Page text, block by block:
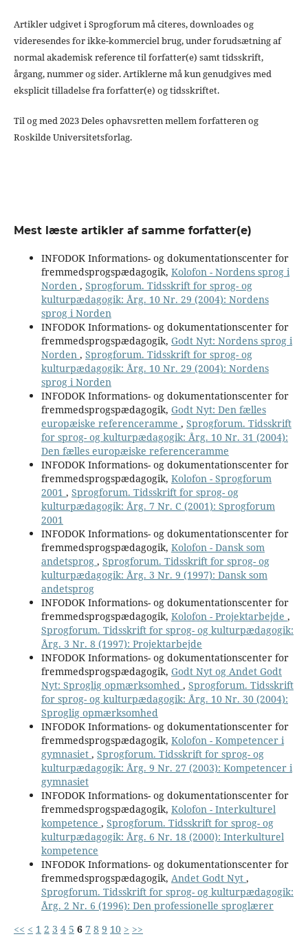
Artikler udgivet i Sprogforum må citeres, downloades og
videresendes for ikke-kommerciel brug, under forudsætning af
normal akademisk reference til forfatter(e) samt tidsskrift,
årgang, nummer og sider. Artiklerne må kun genudgives med
eksplicit tilladelse fra forfatter(e) og tidsskriftet.
Til og med 2023 Deles ophavsretten mellem forfatteren og
Roskilde Universitetsforlag.
Mest læste artikler af samme forfatter(e)
INFODOK Informations- og dokumentationscenter for
fremmedsprogspædagogik, Kolofon - Nordens sprog i
Norden , Sprogforum. Tidsskrift for sprog- og
kulturpædagogik: Årg. 10 Nr. 29 (2004): Nordens
sprog i Norden
INFODOK Informations- og dokumentationscenter for
fremmedsprogspædagogik, Godt Nyt: Nordens sprog i
Norden , Sprogforum. Tidsskrift for sprog- og
kulturpædagogik: Årg. 10 Nr. 29 (2004): Nordens
sprog i Norden
INFODOK Informations- og dokumentationscenter for
fremmedsprogspædagogik, Godt Nyt: Den fælles
europæiske referenceramme , Sprogforum. Tidsskrift
for sprog- og kulturpædagogik: Årg. 10 Nr. 31 (2004):
Den fælles europæiske referenceramme
INFODOK Informations- og dokumentationscenter for
fremmedsprogspædagogik, Kolofon - Sprogforum
2001 , Sprogforum. Tidsskrift for sprog- og
kulturpædagogik: Årg. 7 Nr. C (2001): Sprogforum
2001
INFODOK Informations- og dokumentationscenter for
fremmedsprogspædagogik, Kolofon - Dansk som
andetsprog , Sprogforum. Tidsskrift for sprog- og
kulturpædagogik: Årg. 3 Nr. 9 (1997): Dansk som
andetsprog
INFODOK Informations- og dokumentationscenter for
fremmedsprogspædagogik, Kolofon - Projektarbejde ,
Sprogforum. Tidsskrift for sprog- og kulturpædagogik:
Årg. 3 Nr. 8 (1997): Projektarbejde
INFODOK Informations- og dokumentationscenter for
fremmedsprogspædagogik, Godt Nyt og Andet Godt
Nyt: Sproglig opmærksomhed , Sprogforum. Tidsskrift
for sprog- og kulturpædagogik: Årg. 10 Nr. 30 (2004):
Sproglig opmærksomhed
INFODOK Informations- og dokumentationscenter for
fremmedsprogspædagogik, Kolofon - Kompetencer i
gymnasiet , Sprogforum. Tidsskrift for sprog- og
kulturpædagogik: Årg. 9 Nr. 27 (2003): Kompetencer i
gymnasiet
INFODOK Informations- og dokumentationscenter for
fremmedsprogspædagogik, Kolofon - Interkulturel
kompetence , Sprogforum. Tidsskrift for sprog- og
kulturpædagogik: Årg. 6 Nr. 18 (2000): Interkulturel
kompetence
INFODOK Informations- og dokumentationscenter for
fremmedsprogspædagogik, Andet Godt Nyt ,
Sprogforum. Tidsskrift for sprog- og kulturpædagogik:
Årg. 2 Nr. 6 (1996): Den professionelle sproglærer
<< < 1 2 3 4 5 6 7 8 9 10 > >>